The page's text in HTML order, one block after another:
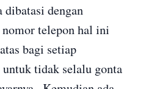
dibatasi dengan
telepon hal ini
bagi setiap
tidak selalu gonta